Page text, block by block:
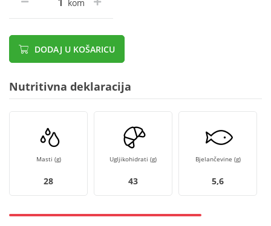
kom
DODAJ U KOŠARICU
Nutritivna deklaracija
Masti (g)
28
Ugljikohidrati (g)
43
Bjelančevine (g)
5,6